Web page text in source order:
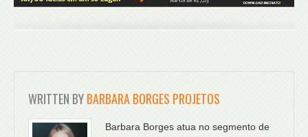
WRITTEN BYBARBARA BORGES PROJETOS
Barbara Borges atua no segmento de